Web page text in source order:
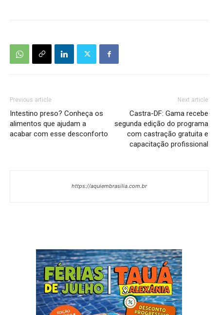
Previous article
Intestino preso? Conheça os
alimentos que ajudam a
acabar com esse desconforto
Next article
Castra-DF: Gama recebe
segunda edição do programa
com castração gratuita e
capacitação profissional
https://aquiembrasilia.com.br